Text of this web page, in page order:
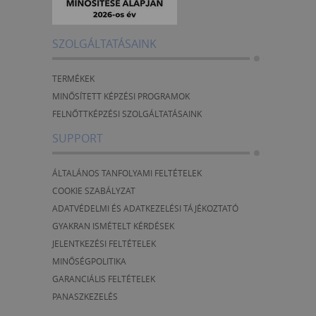
SZOLGÁLTATÁSAINK
TERMÉKEK
MINŐSÍTETT KÉPZÉSI PROGRAMOK
FELNŐTTKÉPZÉSI SZOLGÁLTATÁSAINK
SUPPORT
ÁLTALÁNOS TANFOLYAMI FELTÉTELEK
COOKIE SZABÁLYZAT
ADATVÉDELMI ÉS ADATKEZELÉSI TÁJÉKOZTATÓ
GYAKRAN ISMÉTELT KÉRDÉSEK
JELENTKEZÉSI FELTÉTELEK
MINŐSÉGPOLITIKA
GARANCIÁLIS FELTÉTELEK
PANASZKEZELÉS